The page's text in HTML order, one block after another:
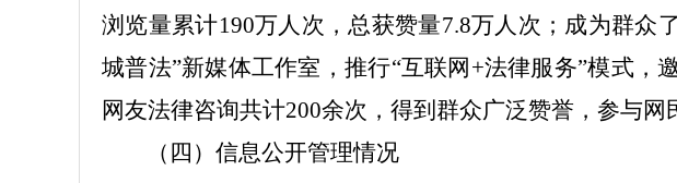
浏览量累计190万人次，总获赞量7.8万人次；成为群众
城普法”新媒体工作室，推行“互联网 +法律服务”模式，
网友法律咨询共计200余次，得到群众广泛赞誉，参与网
（四）信息公开管理情况